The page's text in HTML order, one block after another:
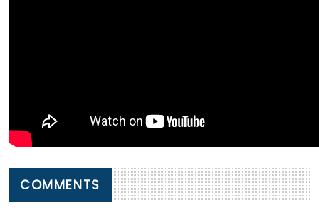
COMMENTS